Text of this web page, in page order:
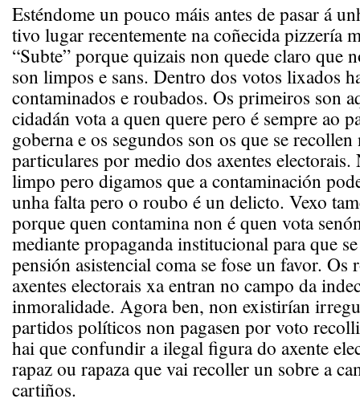
Esténdome un pouco máis antes de pasar á
tivo lugar recentemente na coñecida pizzería
“Subte” porque quizais non quede claro que
son limpos e sans. Dentro dos votos lixados
contaminados e roubados. Os primeiros son
cidadán vota a quen quere pero é sempre ao
goberna e os segundos son os que se
particulares por medio dos axentes electorais.
limpo pero digamos que a contaminación
unha falta pero o roubo é un delicto. Vexo
porque quen contamina non é quen vota
mediante propaganda institucional para que
pensión asistencial coma se fose un favor. Os
axentes electorais xa entran no campo da
inmoralidade. Agora ben, non existirían
partidos políticos non pagasen por voto
hai que confundir a ilegal figura do axente
rapaz ou rapaza que vai recoller un sobre a
cartiños.